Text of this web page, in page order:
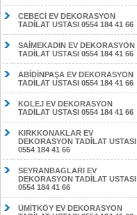
CEBECİ EV DEKORASYON
TADİLAT USTASI 0554 184 41 66
SAİMEKADIN EV DEKORASYON
TADİLAT USTASI 0554 184 41 66
ABİDİNPAŞA EV DEKORASYON
TADİLAT USTASI 0554 184 41 66
KOLEJ EV DEKORASYON
TADİLAT USTASI 0554 184 41 66
KIRKKONAKLAR EV
DEKORASYON TADİLAT USTASI
0554 184 41 66
SEYRANBAGLARI EV
DEKORASYON TADİLAT USTASI
0554 184 41 66
ÜMİTKÖY EV DEKORASYON